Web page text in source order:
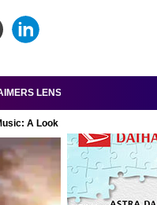
LENSA-RAKYAT.COM
A Look at Super Bowl